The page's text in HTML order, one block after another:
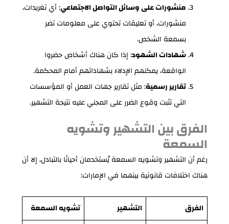
منشورات على وسائل التواصل الاجتماعي: أي تغريدات،
منشورات، أو تعليقات تحتوي على معلومات تضر
بسمعة الشخص.
شهادات الشهود: إذا كان هناك أشخاص حضروا
الواقعة، يمكنهم الإدلاء بشهاداتهم أمام المحكمة.
تقارير رسمية: مثل تقارير جهات العمل أو المؤسسات
التي تثبت وقوع الضرر على المجني عليه نتيجة التشهير.
الفرق بين التشهير وتشويه
السمعة
رغم أن التشهير وتشويه السمعة يُستخدمان أحيانًا بالتبادل، إلا أن
هناك اختلافات قانونية بينهما في الإمارات:
الفرق التشهير تشويه السمعة